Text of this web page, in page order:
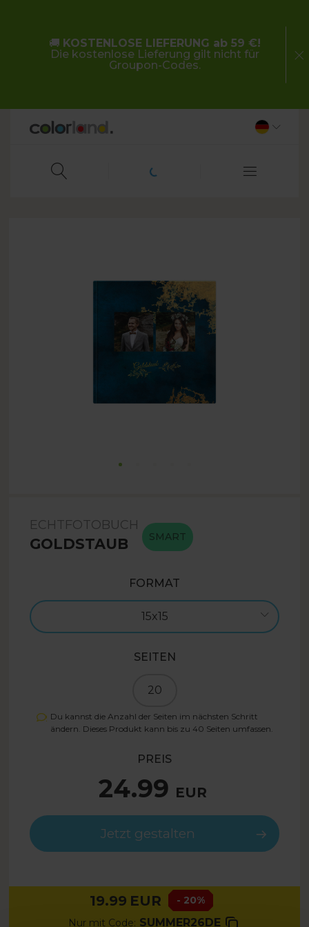
🚚 KOSTENLOSE LIEFERUNG ab 59 €!
Die kostenlose Lieferung gilt nicht für
Groupon-Codes.
ECHTFOTOBUCH
GOLDSTAUB SMART
FORMAT
15x15
SEITEN
20
Du kannst die Anzahl der Seiten im nächsten Schritt
ändern. Dieses Produkt kann bis zu 40 Seiten umfassen.
PREIS
24.99 EUR
Jetzt gestalten
19.99 EUR
- 20%
Nur mit Code: SUMMER26DE